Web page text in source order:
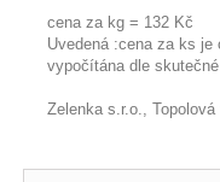
cena za kg = 132 Kč
Uvedená :cena za ks je
vypočítána dle
Zelenka s.r.o.,